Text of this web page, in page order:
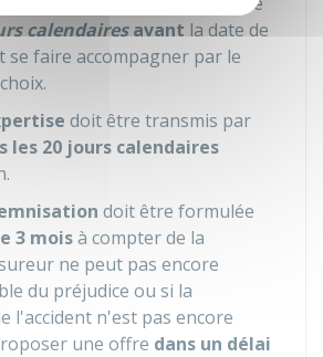
calendairesavant la date de
se faire accompagner par le
doit être transmis par
les 20 jours calendaires
doit être formulée
3 moisà compter de la
ne peut pas encore
du préjudice ou si la
l'accident n'est pas encore
une offre dans un délai